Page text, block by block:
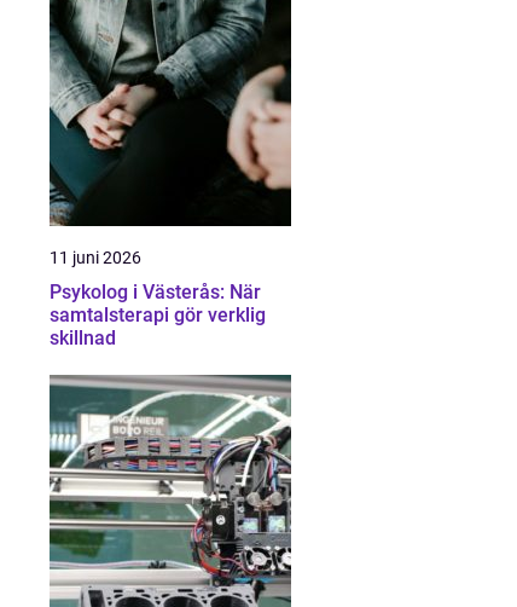
11 juni 2026
Psykolog i Västerås: När
samtalsterapi gör verklig
skillnad